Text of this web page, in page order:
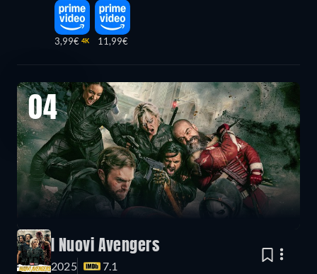
3,99€ 4K 11,99€
04
I Nuovi Avengers
2025 7.1